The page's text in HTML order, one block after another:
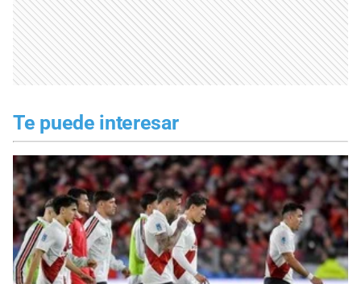
Te puede interesar